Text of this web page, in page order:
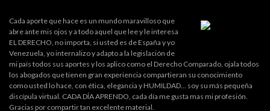
Cada aporte que hace es un mundo maravilloso que
abre ante mis ojos y a todo aquel que lee y le interesa
EL DERECHO, no importa, si usted es de España y yo
Venezuela, yo internalizo y adapto a la legislación de
mi país todos sus aportes y los aplico como el Derecho Comparado, ojala todos
los abogados que tienen gran experiencia compartieran su conocimiento
como usted lo hace, con ética, elegancia y HUMILDAD... soy su más pequeña
discípula virtual. CADA DÍA APRENDO, cada día me gusta mas mi profesión.
Gracias por compartir tan excelente material.